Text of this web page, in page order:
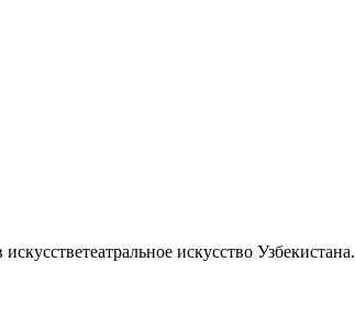
театральное искусство Узбекистана.